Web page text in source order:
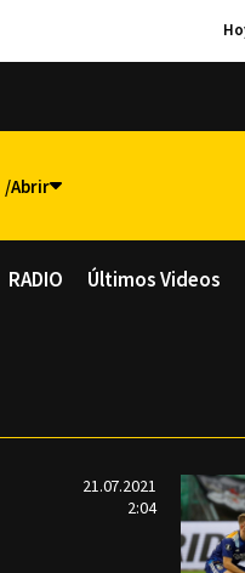
RADIO Últimos Videos
21.07.2021
2:04